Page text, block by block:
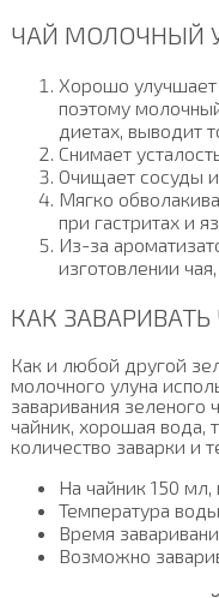
ЧАЙ МОЛОЧНЫЙ
Хорошо
поэтому
диетах, выводит
Снимает
Очищает сосуды
Мягко
при гастритах и
Из-за
изготовлении
КАК
Как и любой другой
молочного улуна
заваривания
чайник, хорошая вода,
количество заварки и
На чайник 150
Температура
Время
Возможно